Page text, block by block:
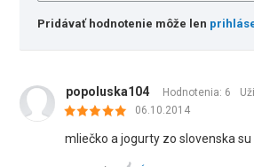
Pridávať hodnotenie môže len
popoluska104 Hodnotenia: 6
06.10.2014
mliečko a jogurty zo slovenska su